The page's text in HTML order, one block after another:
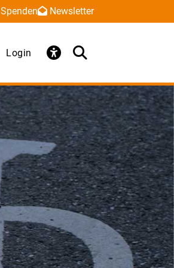
Spenden Newsletter
Login